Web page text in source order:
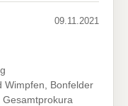
09.11.2021
Wimpfen, Bonfelder